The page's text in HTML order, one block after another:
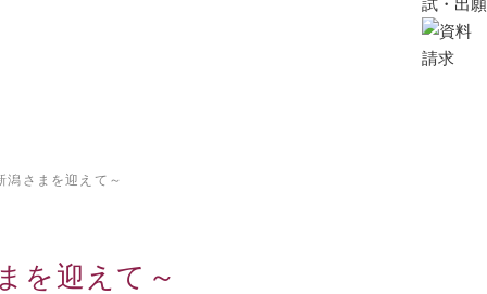
潟さまを迎えて～
を迎えて～